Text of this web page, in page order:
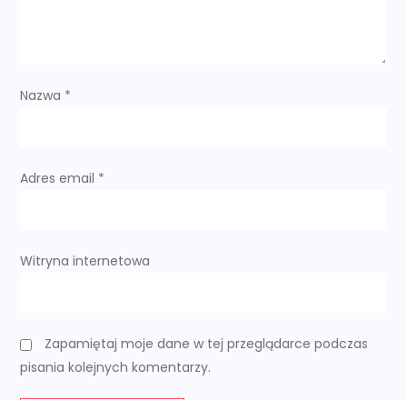
i
u
Nazwa *
Adres email *
Witryna internetowa
Zapamiętaj moje dane w tej przeglądarce podczas
pisania kolejnych komentarzy.